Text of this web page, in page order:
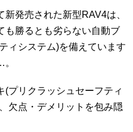
発売された新型RAV4は、
も勝るとも劣らない自動ブ
ィシステム)を備えています
プリクラッシュセーフティ
欠点・デメリットを包み隠